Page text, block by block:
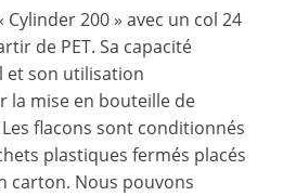
200 » avec un col 24
de PET. Sa capacité
et son utilisation
la mise en bouteille de
flacons sont conditionnés
plastiques fermés placés
carton. Nous pouvons